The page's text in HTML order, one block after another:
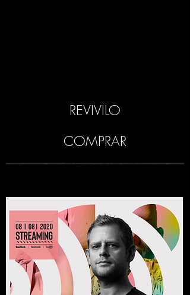
REVIVILO
COMPRAR